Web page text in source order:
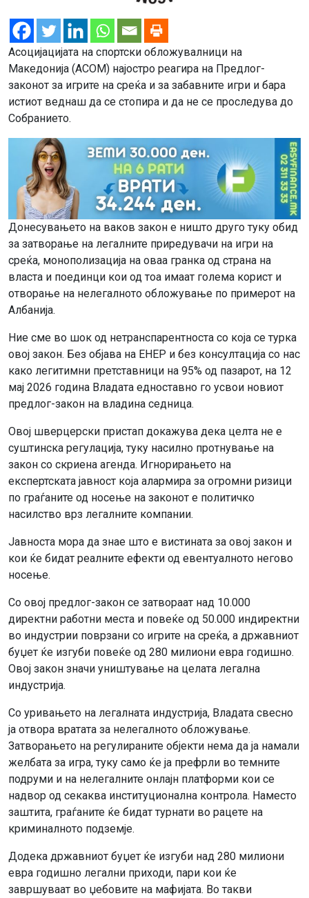
Асоцијацијата на спортски обложувалници на
Македонија (АСОМ) најостро реагира на Предлог-
законот за игрите на среќа и за забавните игри и бара
истиот веднаш да се стопира и да не се проследува до
Собранието.
Донесувањето на ваков закон е ништо друго туку обид
за затворање на легалните приредувачи на игри на
среќа, монополизација на оваа гранка од страна на
власта и поединци кои од тоа имаат голема корист и
отворање на нелегалното обложување по примерот на
Албанија.
Ние сме во шок од нетранспарентноста со која се турка
овој закон. Без објава на ЕНЕР и без консултација со нас
како легитимни претставници на 95% од пазарот, на 12
мај 2026 година Владата едноставно го усвои новиот
предлог-закон на владина седница.
Овој шверцерски пристап докажува дека целта не е
суштинска регулација, туку насилно протнување на
закон со скриена агенда. Игнорирањето на
експертската јавност која алармира за огромни ризици
по граѓаните од носење на законот е политичко
насилство врз легалните компании.
Јавноста мора да знае што е вистината за овој закон и
кои ќе бидат реалните ефекти од евентуалното негово
носење.
Со овој предлог-закон се затвораат над 10.000
директни работни места и повеќе од 50.000 индиректни
во индустрии поврзани со игрите на среќа, а државниот
буџет ќе изгуби повеќе од 280 милиони евра годишно.
Овој закон значи уништување на целата легална
индустрија.
Со уривањето на легалната индустрија, Владата свесно
ја отвора вратата за нелегалното обложување.
Затворањето на регулираните објекти нема да ја намали
желбата за игра, туку само ќе ја префрли во темните
подруми и на нелегалните онлајн платформи кои се
надвор од секаква институционална контрола. Наместо
заштита, граѓаните ќе бидат турнати во рацете на
криминалното подземје.
Додека државниот буџет ќе изгуби над 280 милиони
евра годишно легални приходи, пари кои ќе
завршуваат во џебовите на мафијата. Во такви